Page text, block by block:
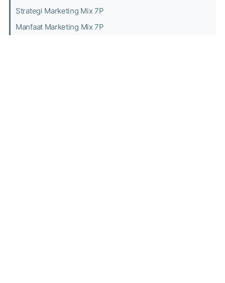
Strategi Marketing Mix 7P
Manfaat Marketing Mix 7P